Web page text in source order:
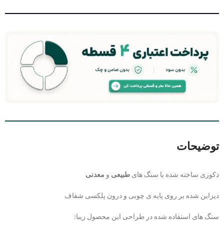
توضیحات
دکوری ساخته شده با سنگ های طبیعی و معدنی
دیزاین شده بر روی پایه ی چوبی و درون پلکسی شفاف
سنگ های استفاده شده در طراحی این محصول زیبا: